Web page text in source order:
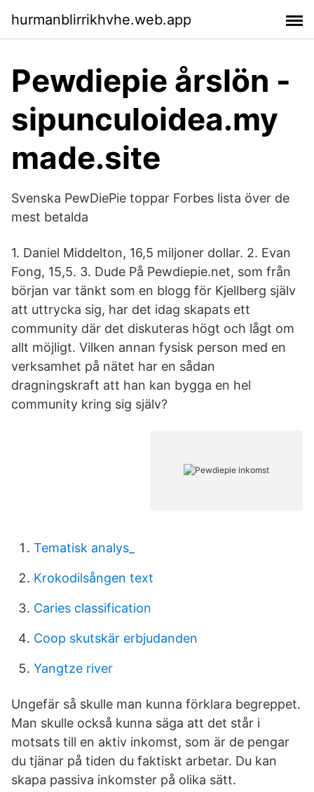
hurmanblirrikhvhe.web.app
Pewdiepie årslön -
sipunculoidea.my
made.site
Svenska PewDiePie toppar Forbes lista över de
mest betalda
1. Daniel Middelton, 16,5 miljoner dollar. 2. Evan
Fong, 15,5. 3. Dude På Pewdiepie.net, som från
början var tänkt som en blogg för Kjellberg själv
att uttrycka sig, har det idag skapats ett
community där det diskuteras högt och lågt om
allt möjligt. Vilken annan fysisk person med en
verksamhet på nätet har en sådan
dragningskraft att han kan bygga en hel
community kring sig själv?
Tematisk analys_
Krokodilsången text
Caries classification
Coop skutskär erbjudanden
Yangtze river
Ungefär så skulle man kunna förklara begreppet.
Man skulle också kunna säga att det står i
motsats till en aktiv inkomst, som är de pengar
du tjänar på tiden du faktiskt arbetar. Du kan
skapa passiva inkomster på olika sätt.